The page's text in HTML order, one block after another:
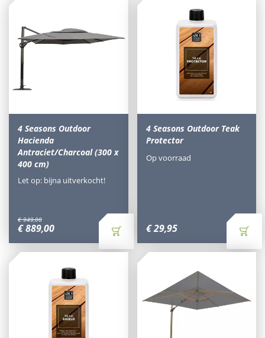
4 Seasons Outdoor
Hacienda
Antraciet/Charcoal (300 x
400 cm)
€ 949,00
€889,00
Let op: bijna uitverkocht!
4 Seasons Outdoor Teak
Protector
€29,95
Op voorraad